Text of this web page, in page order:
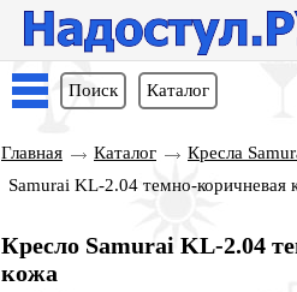
Поиск Каталог
Главная Каталог
Кресла
Samurai KL-2.04 темно-коричневая
Кресло Samurai KL-2.04
кожа